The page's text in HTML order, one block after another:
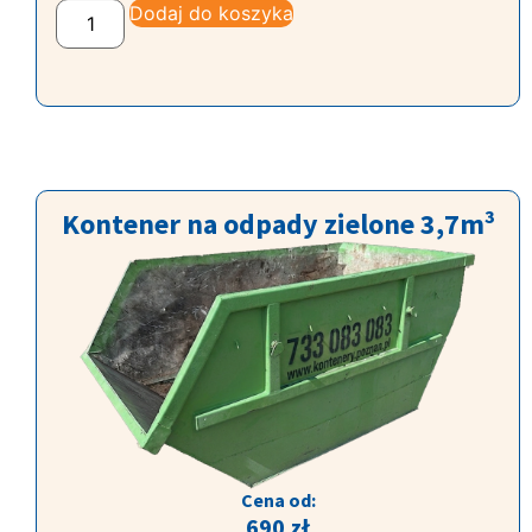
Dodaj do koszyka
Kontener na odpady zielone 3,7m³
Cena od: